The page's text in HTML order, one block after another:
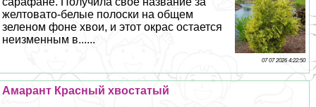
желтовато-белые полоски на общем
зеленом фоне хвои, и этот окрас остается
неизменным в......
07 07 2026 4:22:50
Амарант Красный хвостатый